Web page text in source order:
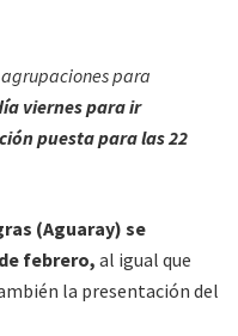
agrupaciones para
viernes para ir
puesta para las 22
(Aguaray) se
febrero, al igual que
la presentación del